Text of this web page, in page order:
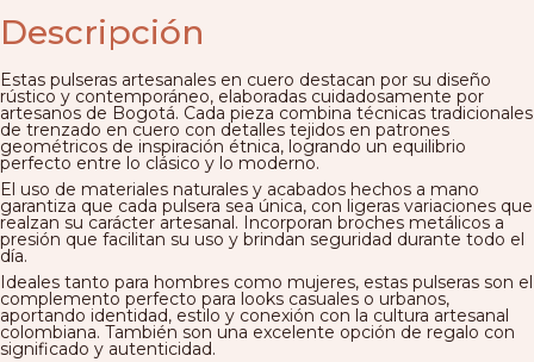
Descripción
Estas pulseras artesanales en cuero destacan por su diseño
rústico y contemporáneo, elaboradas cuidadosamente por
artesanos de Bogotá. Cada pieza combina técnicas tradicionales
de trenzado en cuero con detalles tejidos en patrones
geométricos de inspiración étnica, logrando un equilibrio
perfecto entre lo clásico y lo moderno.
El uso de materiales naturales y acabados hechos a mano
garantiza que cada pulsera sea única, con ligeras variaciones que
realzan su carácter artesanal. Incorporan broches metálicos a
presión que facilitan su uso y brindan seguridad durante todo el
día.
Ideales tanto para hombres como mujeres, estas pulseras son el
complemento perfecto para looks casuales o urbanos,
aportando identidad, estilo y conexión con la cultura artesanal
colombiana. También son una excelente opción de regalo con
significado y autenticidad.